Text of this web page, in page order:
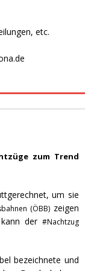
etc.
zum Trend
um sie
(ÖBB) zeigen
der #Nachtzug
bezeichnete und